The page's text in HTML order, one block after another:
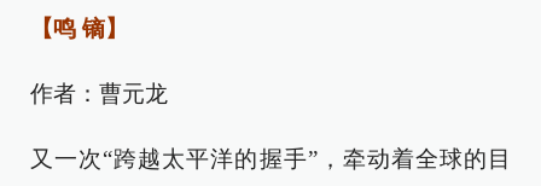
【鸣 镝】
作者：曹元龙
又一次“跨越太平洋的握手”，牵动着全球的目